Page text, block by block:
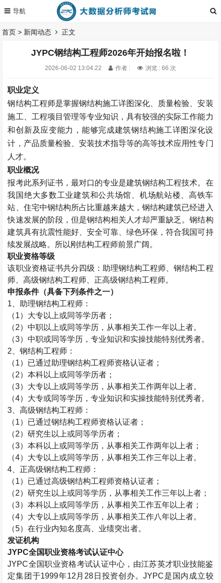
首页 > 新闻动态 正文
JYPC钢结构工程师2026年开始报名啦！
2026-06-02 13:04:22 作者 : 浏览 : 66 次
职业定义
钢结构工程师是掌握钢结构施工详图深化、质量检验、安装
施工、工程项目管理等专业知识，具有较强的实际工作能力
和创新及应变能力，能够完成建筑钢结构施工详图深化设
计，产品质量检验、安装技术指导等的高等技术应用性专门
人才。
职业概况
报考此系列证书，最对口的专业是建筑钢结构工程技术。在
我国绝大多数工业建筑和公共场馆、机场航站楼、高铁车
站、住宅中钢结构所占比重越来越大，钢结构建筑已经进入
快速发展的阶段，但是钢结构相关人才却严重缺乏。钢结构
建筑具有抗震性能好、安全可靠、绿色环保，符合我国可持
续发展战略。所以刚结构工程师前景广阔。
职业资格等级
该职业资格证书共分四级：助理钢结构工程师、钢结构工程
师、高级钢结构工程师、正高级钢结构工程师。
申报条件（具备下列条件之一）
1 、助理钢结构工程师：
（1）大专以上或同等学历者；
（2）中职以上或同等学历，从事相关工作一年以上者。
（3）中职或同等学历，专业知识和实操技能特别优秀者。
2 、钢结构工程师：
（1）已通过助理钢结构工程师资格认证者；
（2）本科以上或同等学历者；
（3）大专以上或同等学历，从事相关工作两年以上者。
（4）大专或同等学历，专业知识和实操技能特别优秀者。
3 、高级钢结构工程师：
（1）已通过钢结构工程师资格认证者；
（2）研究生以上或同等学历者；
（3）本科以上或同等学历，从事相关工作两年以上者；
（4）大专以上或同等学历，从事相关工作三年以上者。
4 、正高级钢结构工程师：
（1）已通过高级钢结构工程师资格认证者；
（2）研究生以上或同等学历，从事相关工作三年以上者；
（3）本科以上或同等学历，从事相关工作五年以上者；
（4）大专以上或同等学历，从事相关工作八年以上者。
（5）在行业内知名度高、业绩突出者。
发证机构
JYPC全国职业资格考试认证中心
JYPC全国职业资格考试认证中心，由江苏英才职业技能鉴
定集团于1999年12 月 28 日投资创办。JYPC是国内成立较